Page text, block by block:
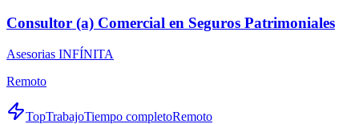
Consultor (a) Comercial en Seguros Patrimoniales
Asesorias INFÍNITA
Remoto
TopTrabajoTiempo completoRemoto